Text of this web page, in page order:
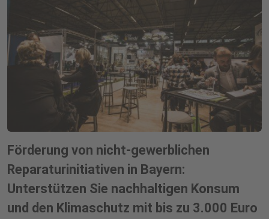
Förderung von nicht-gewerblichen
Reparaturinitiativen in Bayern:
Unterstützen Sie nachhaltigen Konsum
und den Klimaschutz mit bis zu 3.000 Euro